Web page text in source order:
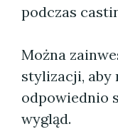
podczas
Można
stylizacji, aby
odpowiednio
wygląd.